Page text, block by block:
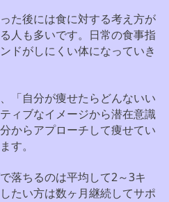
た後には食に対する考え方が
人も多いです。日常の食事指
ドがしにくい体になっていき
「自分が痩せたらどんないい
ィブなイメージから潜在意識
からアプローチして痩せてい
す。
落ちるのは平均して2～3キ
たい方は数ヶ月継続してサポ